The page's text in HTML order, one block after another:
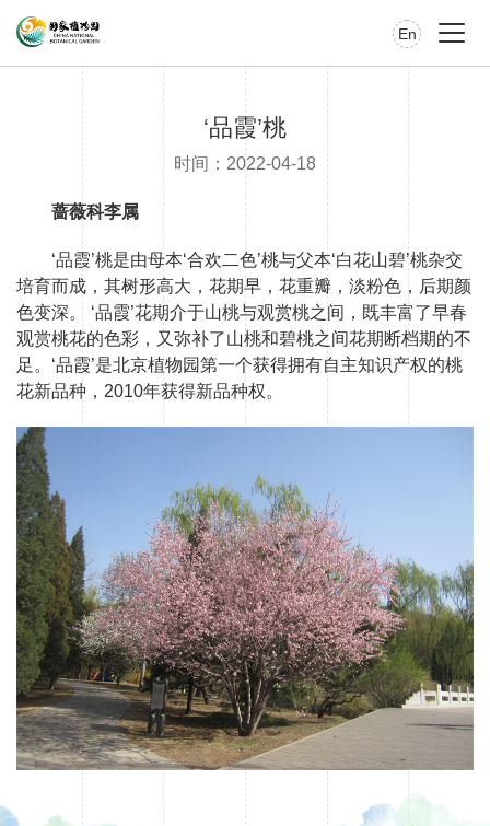
En
‘品霞’桃
时间：2022-04-18
蔷薇科李属
‘品霞’桃是由母本‘合欢二色’桃与父本‘白花山碧’桃杂交
培育而成，其树形高大，花期早，花重瓣，淡粉色，后期颜
色变深。 ‘品霞’花期介于山桃与观赏桃之间，既丰富了早春
观赏桃花的色彩，又弥补了山桃和碧桃之间花期断档期的不
足。‘品霞’是北京植物园第一个获得拥有自主知识产权的桃
花新品种，2010年获得新品种权。